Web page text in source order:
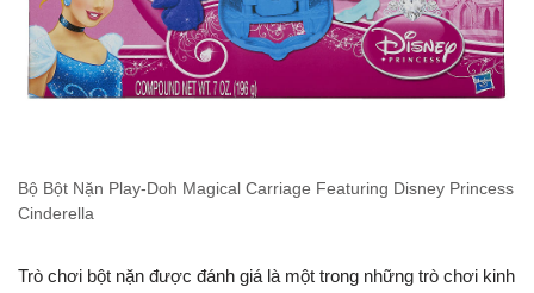
Bộ Bột Nặn Play-Doh Magical Carriage Featuring Disney Princess
Cinderella
Trò chơi bột nặn được đánh giá là một trong những trò chơi kinh